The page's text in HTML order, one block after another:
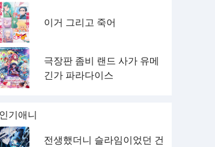
이거 그리고 죽어
극장판 좀비 랜드 사가 유메
긴가 파라다이스
인기애니
전생했더니 슬라임이었던 건